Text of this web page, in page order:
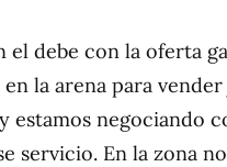
el debe con la oferta
la arena para
estamos negociando
servicio. En la zona